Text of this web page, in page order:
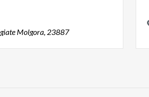
Molgora, 23887